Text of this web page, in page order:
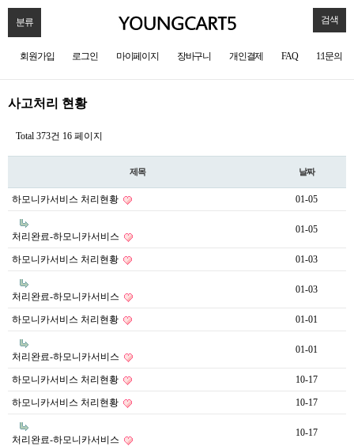
분류 검색
회원가입 로그인 마이페이지 장바구니 개인결제 FAQ 1:1문의
사고처리 현황
Total 373건 16 페이지
제목 날짜
하모니카서비스 처리현황 01-05
처리완료-하모니카서비스
01-05
하모니카서비스 처리현황 01-03
처리완료-하모니카서비스
01-03
하모니카서비스 처리현황 01-01
처리완료-하모니카서비스
01-01
하모니카서비스 처리현황 10-17
하모니카서비스 처리현황 10-17
처리완료-하모니카서비스
10-17